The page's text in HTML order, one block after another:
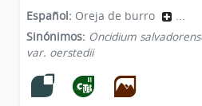
Español: Oreja de burro
...
Sinónimos: Oncidium
var. oerstedii